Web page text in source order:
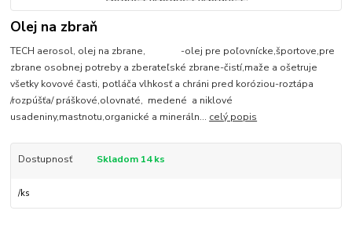
Olej na zbraň
TECH aerosol, olej na zbrane, -olej pre poľovnícke,športove,pre
zbrane osobnej potreby a zberateľské zbrane-čistí,maže a ošetruje
všetky kovové časti, potláča vlhkosť a chráni pred koróziou-roztápa
/rozpúšťa/ práškové,olovnaté, medené a niklové
usadeniny,mastnotu,organické a mineráln... celý popis
Dostupnosť Skladom 14 ks
/ks